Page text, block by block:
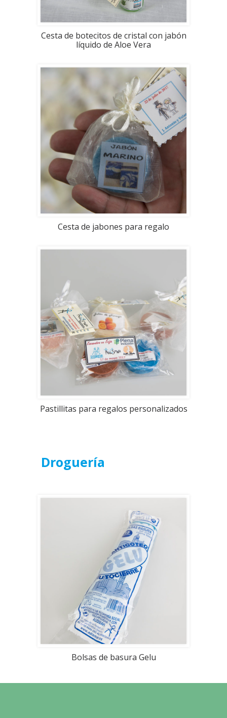
Cesta de botecitos de cristal con jabón
líquido de Aloe Vera
Cesta de jabones para regalo
Pastillitas para regalos personalizados
Droguería
Bolsas de basura Gelu